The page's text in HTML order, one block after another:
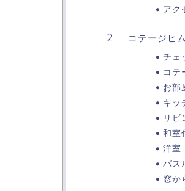
アク
コテージヒ
チェ
コテ
お部
キッ
リビ
和室
洋室
バス
窓か